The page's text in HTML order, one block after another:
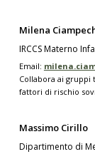
Milena
IRCCS Materno
Email:
Collabora ai gruppi
fattori di rischio
Massimo Cirillo
Dipartimento di